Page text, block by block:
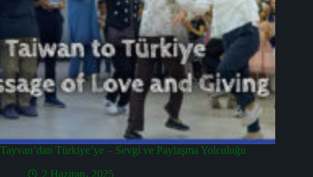
Tayvan’dan Türkiye’ye – Sevgi ve Paylaşma Yolculuğu
2 Haziran، 2025